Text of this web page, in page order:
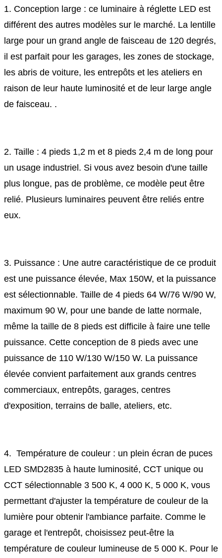
1. Conception large : ce luminaire à réglette LED est
différent des autres modèles sur le marché. La lentille
large pour un grand angle de faisceau de 120 degrés,
il est parfait pour les garages, les zones de stockage,
les abris de voiture, les entrepôts et les ateliers en
raison de leur haute luminosité et de leur large angle
de faisceau. .
2. Taille : 4 pieds 1,2 m et 8 pieds 2,4 m de long pour
un usage industriel. Si vous avez besoin d'une taille
plus longue, pas de problème, ce modèle peut être
relié. Plusieurs luminaires peuvent être reliés entre
eux.
3. Puissance : Une autre caractéristique de ce produit
est une puissance élevée, Max 150W, et la puissance
est sélectionnable. Taille de 4 pieds 64 W/76 W/90 W,
maximum 90 W, pour une bande de latte normale,
même la taille de 8 pieds est difficile à faire une telle
puissance. Cette conception de 8 pieds avec une
puissance de 110 W/130 W/150 W. La puissance
élevée convient parfaitement aux grands centres
commerciaux, entrepôts, garages, centres
d'exposition, terrains de balle, ateliers, etc.
4. Température de couleur : un plein écran de puces
LED SMD2835 à haute luminosité, CCT unique ou
CCT sélectionnable 3 500 K, 4 000 K, 5 000 K, vous
permettant d'ajuster la température de couleur de la
lumière pour obtenir l'ambiance parfaite. Comme le
garage et l'entrepôt, choisissez peut-être la
température de couleur lumineuse de 5 000 K. Pour le